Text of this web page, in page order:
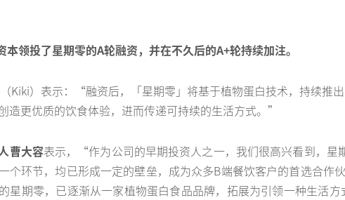
领投了星期零的A轮融资，并在不久后的A+轮持续加注。
Kiki）表示：“融资后，「星期零」将基于植物蛋白技术，持续推
造更优质的饮食体验，进而传递可持续的生活方式。”
曹大容表示，“作为公司的早期投资人之一，我们很高兴看到，星
个环节，均已形成一定的壁垒，成为众多B端餐饮客户的首选合作
星期零，已逐渐从一家植物蛋白食品品牌，拓展为引领一种生活